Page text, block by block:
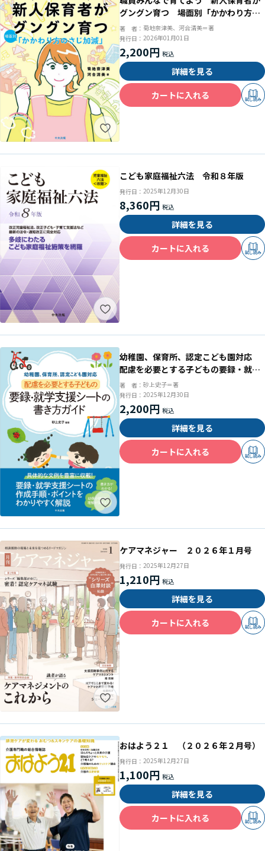
グングン育つ 場面別「かかわり方の
さじ加減」
著 者： 菊地奈津美、河合清美＝著
発行日： 2026年01月01日
2,200円
詳細を見る
カートに入れる
試し読み
こども家庭福祉六法 令和８年版
発行日： 2025年12月30日
8,360円
詳細を見る
カートに入れる
試し読み
幼稚園、保育所、認定こども園対応
配慮を必要とする子どもの要録・就学
支援シートの書き方ガイド
著 者： 砂上史子＝著
発行日： 2025年12月30日
2,200円
詳細を見る
カートに入れる
試し読み
ケアマネジャー ２０２６年１月号
発行日： 2025年12月27日
1,210円
詳細を見る
カートに入れる
試し読み
おはよう２１ （２０２６年２月号）
発行日： 2025年12月27日
1,100円
詳細を見る
カートに入れる
試し読み